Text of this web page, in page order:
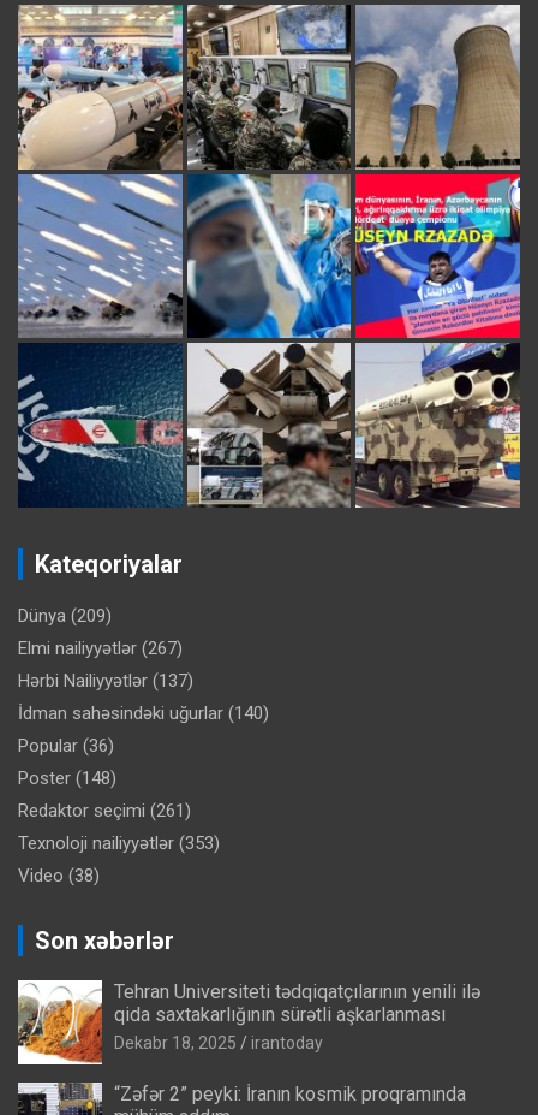
Kateqoriyalar
Dünya (209)
Elmi nailiyyətlər (267)
Hərbi Nailiyyətlər (137)
İdman sahəsindəki uğurlar (140)
Popular (36)
Poster (148)
Redaktor seçimi (261)
Texnoloji nailiyyətlər (353)
Video (38)
Son xəbərlər
Tehran Universiteti tədqiqatçılarının yenili ilə
qida saxtakarlığının sürətli aşkarlanması
Dekabr 18, 2025 irantoday
“Zəfər 2” peyki: İranın kosmik proqramında